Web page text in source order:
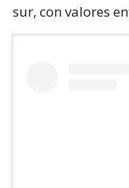
sur, con valores